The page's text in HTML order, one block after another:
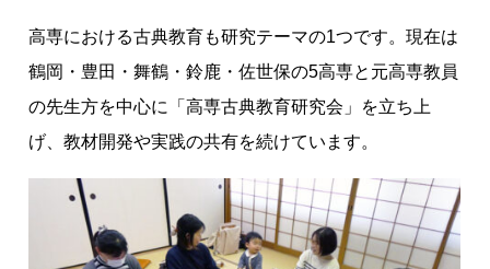
高専における古典教育も研究テーマの1つです。現在は
鶴岡・豊田・舞鶴・鈴鹿・佐世保の5高専と元高専教員
の先生方を中心に「高専古典教育研究会」を立ち上
げ、教材開発や実践の共有を続けています。